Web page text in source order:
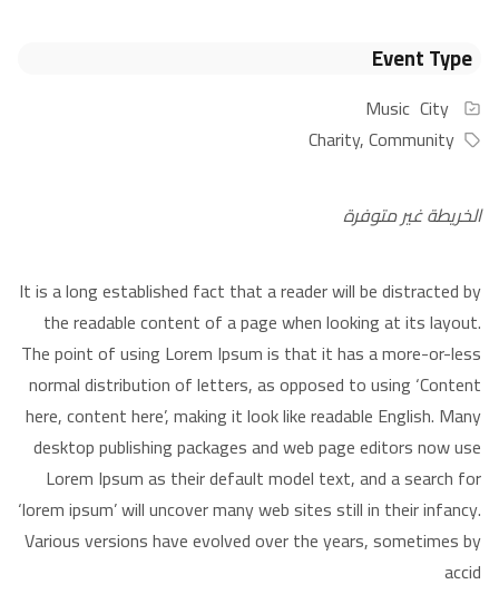
Event Type
City
Music
Charity,Community
الخريطة غير متوفرة
It is a long established fact that a reader will be distracted by
the readable content of a page when looking at its layout.
The point of using Lorem Ipsum is that it has a more-or-less
normal distribution of letters, as opposed to using ‘Content
here, content here’, making it look like readable English. Many
desktop publishing packages and web page editors now use
Lorem Ipsum as their default model text, and a search for
‘lorem ipsum’ will uncover many web sites still in their infancy.
Various versions have evolved over the years, sometimes by
accid